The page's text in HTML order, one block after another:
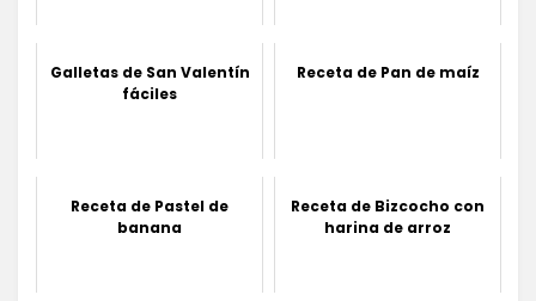
Galletas de San Valentín
fáciles
Receta de Pan de maíz
Receta de Pastel de
banana
Receta de Bizcocho con
harina de arroz